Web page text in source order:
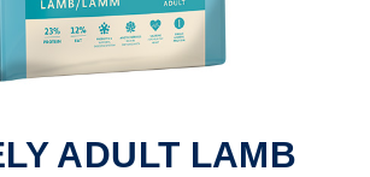
ADULT LAMB